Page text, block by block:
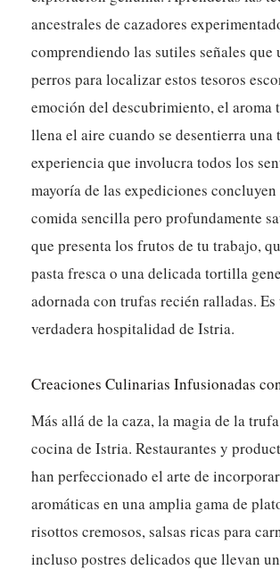
ancestrales de cazadores
comprendiendo las sutiles señales que
perros para localizar estos tesoros
emoción del descubrimiento, el aroma
llena el aire cuando se desentierra una
experiencia que involucra todos los
mayoría de las expediciones concluyen
comida sencilla pero profundamente
que presenta los frutos de tu trabajo,
pasta fresca o una delicada tortilla
adornada con trufas recién ralladas. Es
verdadera hospitalidad de Istria.
Creaciones Culinarias Infusionadas
Más allá de la caza, la magia de la
cocina de Istria. Restaurantes y
han perfeccionado el arte de incorporar
aromáticas en una amplia gama de
risottos cremosos, salsas ricas para
incluso postres delicados que llevan